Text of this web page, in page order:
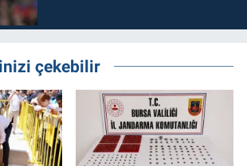
çekebilir